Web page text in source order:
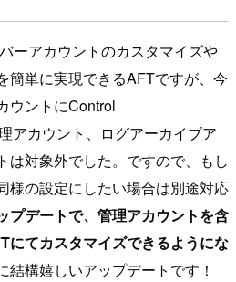
ーアカウントのカスタマイズや
簡単に実現できるAFTですが、今
ウントにControl
アカウント、ログアーカイブア
は対象外でした。ですので、もし
様の設定にしたい場合は別途対応
プデートで、管理アカウントを含
にてカスタマイズできるようにな
結構嬉しいアップデートです！